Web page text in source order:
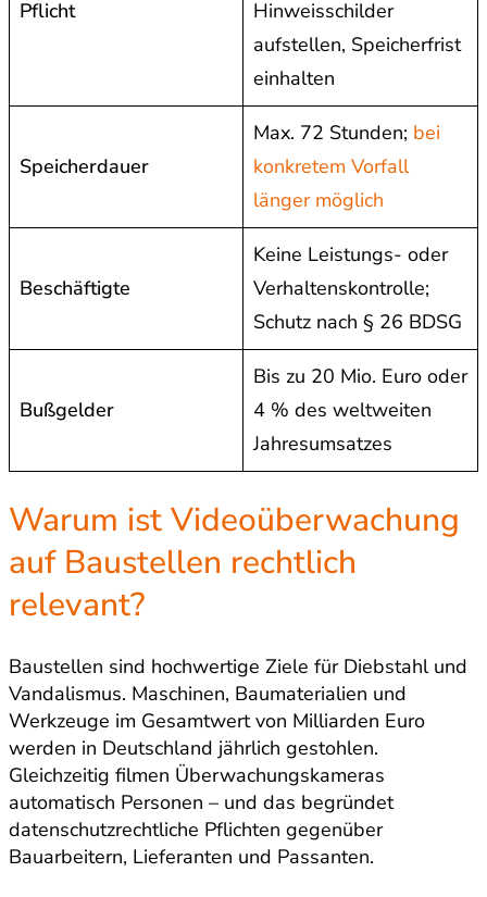
Pflicht
Hinweisschilder
aufstellen, Speicherfrist
einhalten
Speicherdauer
Max. 72 Stunden; bei
konkretem Vorfall
länger möglich
Beschäftigte
Keine Leistungs- oder
Verhaltenskontrolle;
Schutz nach § 26 BDSG
Bußgelder
Bis zu 20 Mio. Euro oder
4 % des weltweiten
Jahresumsatzes
Warum ist Videoüberwachung
auf Baustellen rechtlich
relevant?
Baustellen sind hochwertige Ziele für Diebstahl und
Vandalismus. Maschinen, Baumaterialien und
Werkzeuge im Gesamtwert von Milliarden Euro
werden in Deutschland jährlich gestohlen.
Gleichzeitig filmen Überwachungskameras
automatisch Personen – und das begründet
datenschutzrechtliche Pflichten gegenüber
Bauarbeitern, Lieferanten und Passanten.